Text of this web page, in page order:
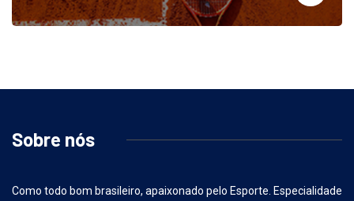
Sobre nós
Como todo bom brasileiro, apaixonado pelo Esporte. Especialidade